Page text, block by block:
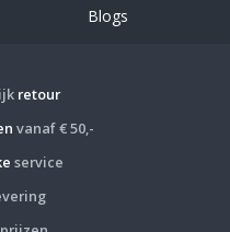
Blogs
retour
vanaf € 50,-
service